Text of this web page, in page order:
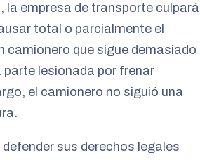
la empresa de transporte culpará
total o parcialmente el
camionero que sigue demasiado
parte lesionada por frenar
el camionero no siguió una
sus derechos legales